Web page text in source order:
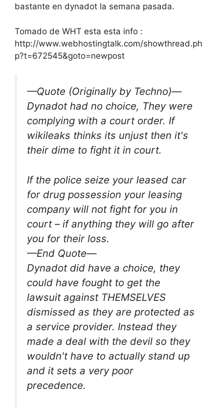
bastante en dynadot la semana pasada.
Tomado de WHT esta esta info :
http://www.webhostingtalk.com/showthread.ph
p?t=672545&goto=newpost
—Quote (Originally by Techno)—
Dynadot had no choice, They were
complying with a court order. If
wikileaks thinks its unjust then it's
their dime to fight it in court.
If the police seize your leased car
for drug possession your leasing
company will not fight for you in
court – if anything they will go after
you for their loss.
—End Quote—
Dynadot did have a choice, they
could have fought to get the
lawsuit against THEMSELVES
dismissed as they are protected as
a service provider. Instead they
made a deal with the devil so they
wouldn't have to actually stand up
and it sets a very poor
precedence.